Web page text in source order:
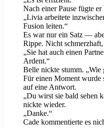
Nach einer Pause fügte er
„Livia arbeitete
Fusion leiten.“
Es war nur ein Satz —
Rippe. Nicht
„Sie hat auch einen
Ardent.“
Belle nickte stumm. „Wie
Für einen Moment wurde
auf eine Antwort.
„Du wirst sie bald sehen
nickte wieder.
„Danke.“
Cade kommentierte es